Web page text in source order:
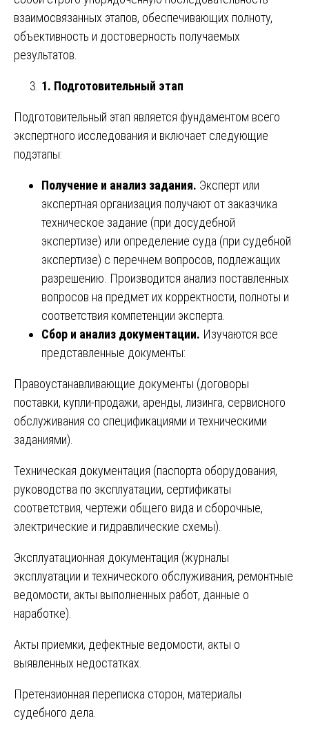
взаимосвязанных этапов, обеспечивающих полноту,
объективность и достоверность получаемых
результатов.
1. Подготовительный этап
Подготовительный этап является фундаментом всего
экспертного исследования и включает следующие
подэтапы:
Получение и анализ задания. Эксперт или
экспертная организация получают от заказчика
техническое задание (при досудебной
экспертизе) или определение суда (при судебной
экспертизе) с перечнем вопросов, подлежащих
разрешению. Производится анализ поставленных
вопросов на предмет их корректности, полноты и
соответствия компетенции эксперта.
Сбор и анализ документации. Изучаются все
представленные документы:
Правоустанавливающие документы (договоры
поставки, купли-продажи, аренды, лизинга, сервисного
обслуживания со спецификациями и техническими
заданиями).
Техническая документация (паспорта оборудования,
руководства по эксплуатации, сертификаты
соответствия, чертежи общего вида и сборочные,
электрические и гидравлические схемы).
Эксплуатационная документация (журналы
эксплуатации и технического обслуживания, ремонтные
ведомости, акты выполненных работ, данные о
наработке).
Акты приемки, дефектные ведомости, акты о
выявленных недостатках.
Претензионная переписка сторон, материалы
судебного дела.